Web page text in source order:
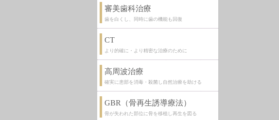
審美歯科治療
歯を白くし、同時に歯の機能も回復
CT
より的確に・より精密な治療のために
高周波治療
確実に患部を消毒・殺菌し自然治療を助ける
GBR（骨再生誘導療法）
骨が失われた部位に骨を移植し再生を図る